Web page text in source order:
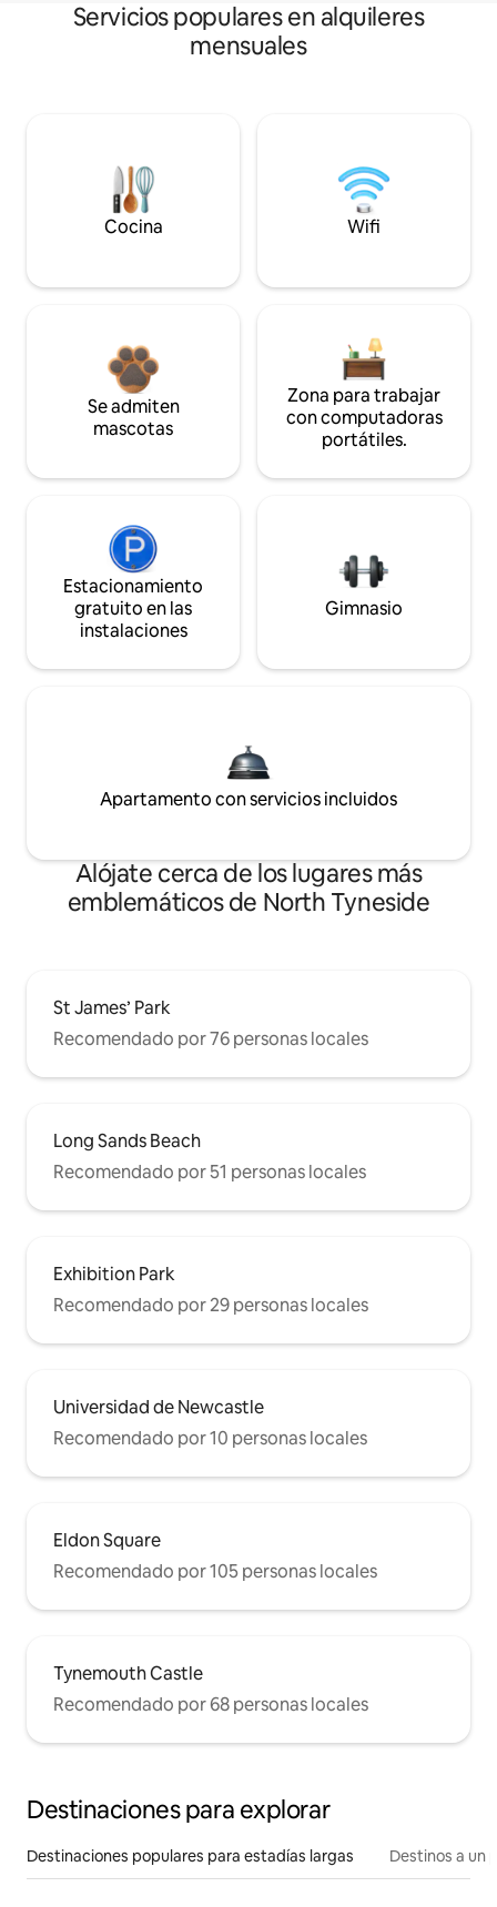
Servicios populares en alquileres
mensuales
Cocina Wifi
Se admiten
mascotas
Zona para trabajar
con computadoras
portátiles.
Estacionamiento
gratuito en las
instalaciones
Gimnasio
Apartamento con servicios incluidos
Alójate cerca de los lugares más
emblemáticos de North Tyneside
St James’ Park
Recomendado por 76 personas locales
Long Sands Beach
Recomendado por 51 personas locales
Exhibition Park
Recomendado por 29 personas locales
Universidad de Newcastle
Recomendado por 10 personas locales
Eldon Square
Recomendado por 105 personas locales
Tynemouth Castle
Recomendado por 68 personas locales
Destinaciones para explorar
Destinaciones populares para estadías largas Destinos a un